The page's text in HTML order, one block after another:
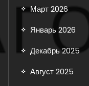
Март 2026
Январь 2026
Декабрь 2025
Август 2025